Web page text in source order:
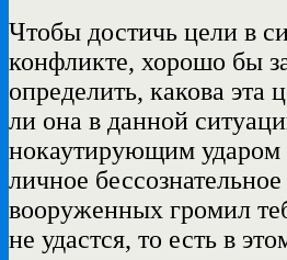
Чтобы достичь цели в
конфликте, хорошо бы
определить, какова эта
ли она в данной
нокаутирующим ударом
личное бессознательное
вооруженных громил
не удастся, то есть в